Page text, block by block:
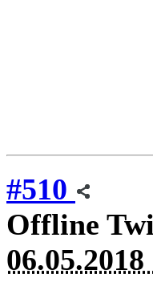
#510
Offline